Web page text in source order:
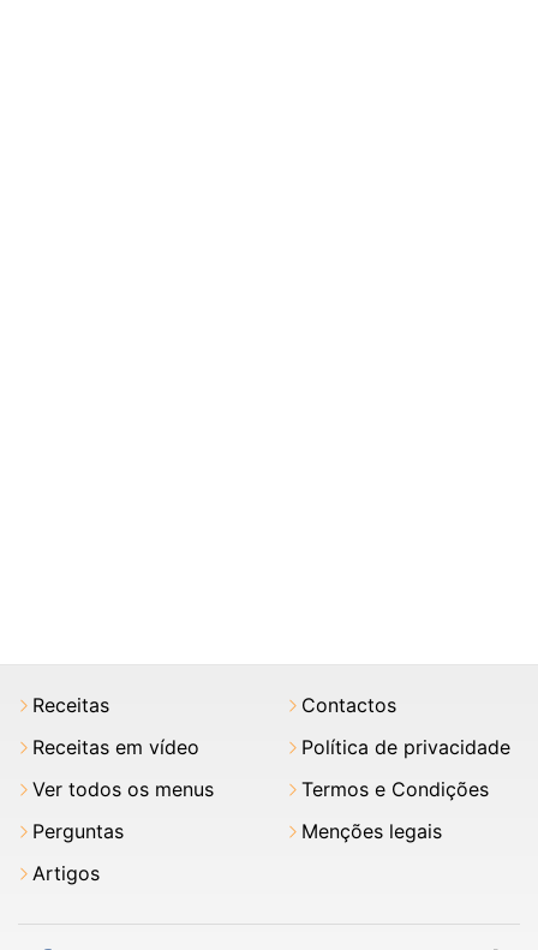
Receitas
Receitas em vídeo
Ver todos os menus
Perguntas
Artigos
Contactos
Política de privacidade
Termos e Condições
Menções legais